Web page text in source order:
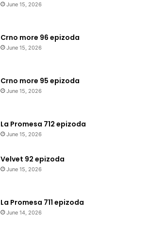
June 15, 2026
Crno more 96 epizoda
June 15, 2026
Crno more 95 epizoda
June 15, 2026
La Promesa 712 epizoda
June 15, 2026
Velvet 92 epizoda
June 15, 2026
La Promesa 711 epizoda
June 14, 2026